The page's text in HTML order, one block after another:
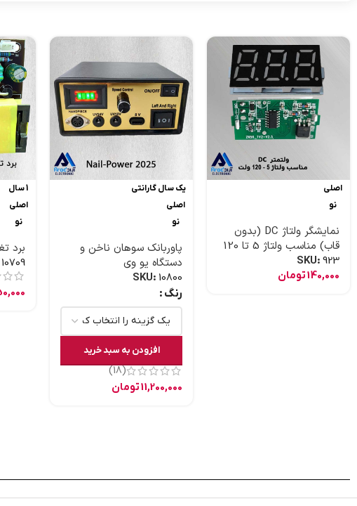
اصلی
نو
نمایشگر ولتاژ DC (بدون
قاب) مناسب ولتاژ 5 تا 120
ولت SKU: 923
140,000تومان
یک سال گارانتی
اصلی
نو
پاوربانک سوهان ناخن و
دستگاه یو وی
SKU: 10800
رنگ
افزودن به سبد خرید
(18)
11,200,000تومان
1 سال
اصلی
نو
برد
10709